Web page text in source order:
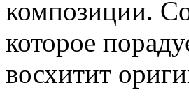
композиции.
которое
восхитит